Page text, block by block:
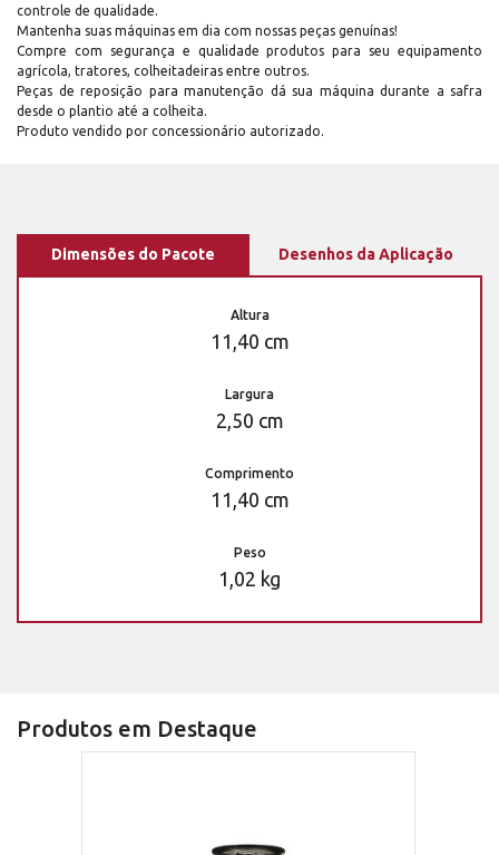
controle de qualidade.
Mantenha suas máquinas em dia com nossas peças genuínas!
Compre com segurança e qualidade produtos para seu equipamento
agrícola, tratores, colheitadeiras entre outros.
Peças de reposição para manutenção dá sua máquina durante a safra
desde o plantio até a colheita.
Produto vendido por concessionário autorizado.
Dimensões do Pacote Desenhos da Aplicação
Altura
11,40 cm
Largura
2,50 cm
Comprimento
11,40 cm
Peso
1,02 kg
Produtos em Destaque